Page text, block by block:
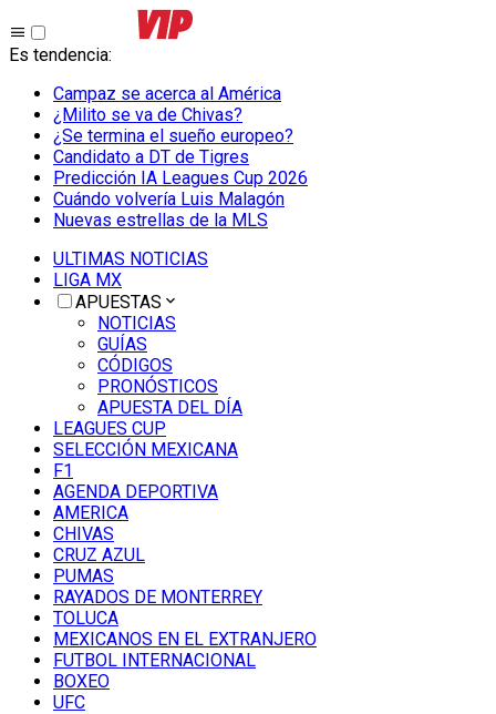
Es tendencia:
Campaz se acerca al América
¿Milito se va de Chivas?
¿Se termina el sueño europeo?
Candidato a DT de Tigres
Predicción IA Leagues Cup 2026
Cuándo volvería Luis Malagón
Nuevas estrellas de la MLS
ULTIMAS NOTICIAS
LIGA MX
APUESTAS
NOTICIAS
GUÍAS
CÓDIGOS
PRONÓSTICOS
APUESTA DEL DÍA
LEAGUES CUP
SELECCIÓN MEXICANA
F1
AGENDA DEPORTIVA
AMERICA
CHIVAS
CRUZ AZUL
PUMAS
RAYADOS DE MONTERREY
TOLUCA
MEXICANOS EN EL EXTRANJERO
FUTBOL INTERNACIONAL
BOXEO
UFC